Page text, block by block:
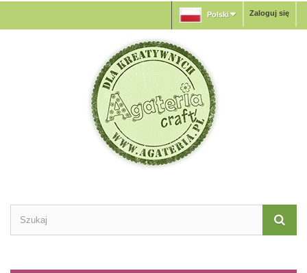
Zaloguj się
Polski